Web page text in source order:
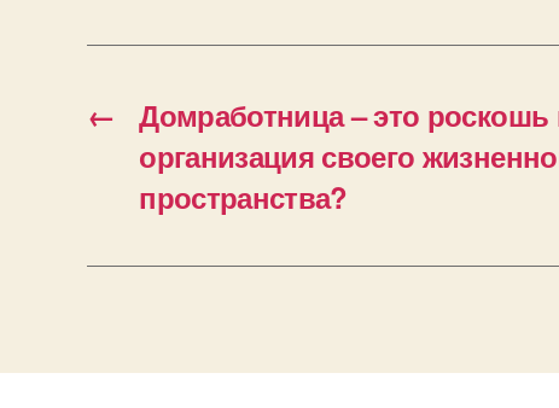
←
Домработница – это
организация своего
пространства?